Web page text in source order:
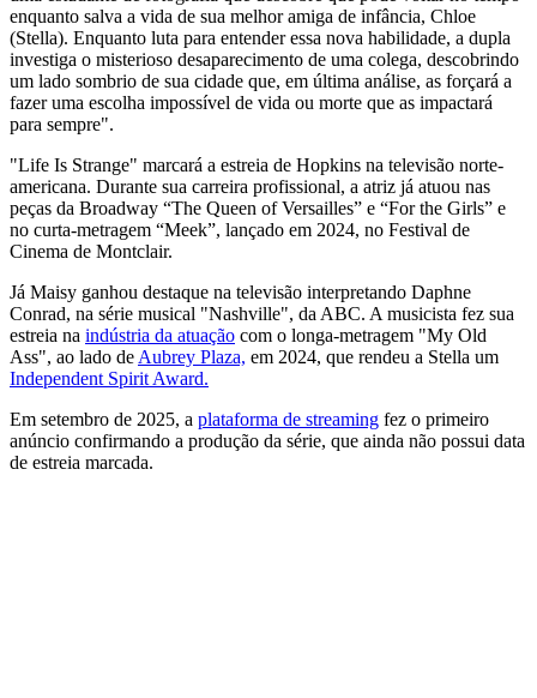
enquanto salva a vida de sua melhor amiga de infância, Chloe
(Stella). Enquanto luta para entender essa nova habilidade, a dupla
investiga o misterioso desaparecimento de uma colega, descobrindo
um lado sombrio de sua cidade que, em última análise, as forçará a
fazer uma escolha impossível de vida ou morte que as impactará
para sempre".
"Life Is Strange" marcará a estreia de Hopkins na televisão norte-
americana. Durante sua carreira profissional, a atriz já atuou nas
peças da Broadway “The Queen of Versailles” e “For the Girls” e
no curta-metragem “Meek”, lançado em 2024, no Festival de
Cinema de Montclair.
Já Maisy ganhou destaque na televisão interpretando Daphne
Conrad, na série musical "Nashville", da ABC. A musicista fez sua
estreia na indústria da atuação com o longa-metragem "My Old
Ass", ao lado de Aubrey Plaza, em 2024, que rendeu a Stella um
Independent Spirit Award.
Em setembro de 2025, a plataforma de streaming fez o primeiro
anúncio confirmando a produção da série, que ainda não possui data
de estreia marcada.